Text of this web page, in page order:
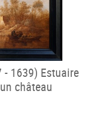
- 1639) Estuaire
château